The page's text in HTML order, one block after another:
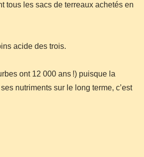
tous les sacs de terreaux achetés en
acide des trois.
ont 12 000 ans !) puisque la
nutriments sur le long terme, c’est